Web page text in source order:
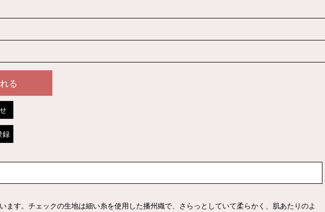
る
録
す。チェックの生地は細い糸を使用した播州織で、さらっとしていて柔らかく、肌あたりのよ